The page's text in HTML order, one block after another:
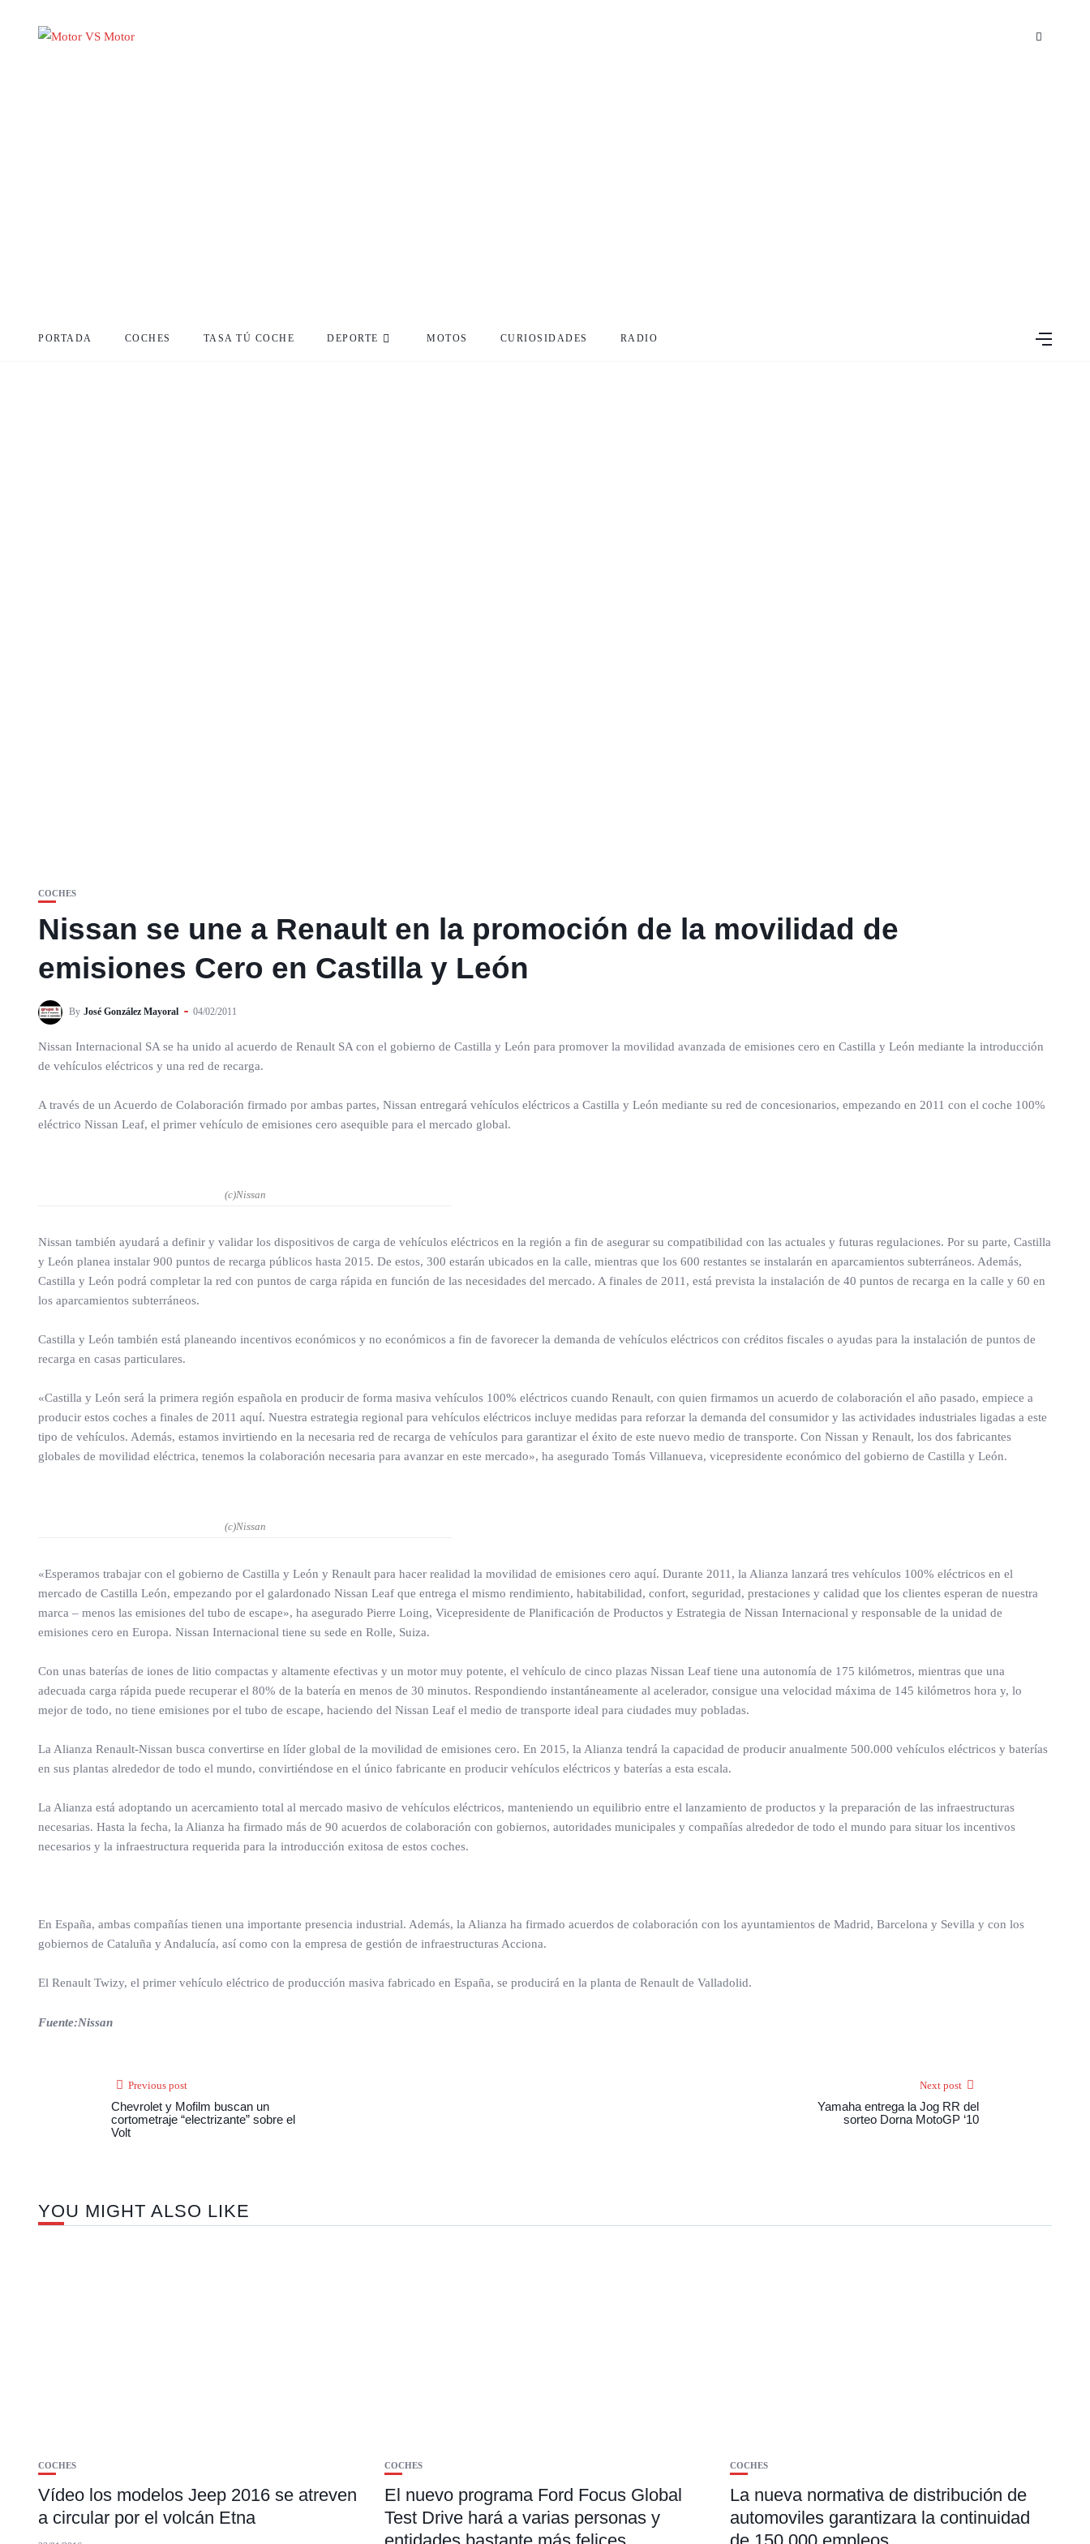
PORTADA COCHES TASA TÚ COCHE DEPORTE MOTOS CURIOSIDADES RADIO
COCHES
Nissan se une a Renault en la promoción de la movilidad de
emisiones Cero en Castilla y León
By José González Mayoral 04/02/2011
Nissan Internacional SA se ha unido al acuerdo de Renault SA con el gobierno de Castilla y León para promover la movilidad avanzada de emisiones cero en Castilla y León mediante la introducción
de vehículos eléctricos y una red de recarga.
A través de un Acuerdo de Colaboración firmado por ambas partes, Nissan entregará vehículos eléctricos a Castilla y León mediante su red de concesionarios, empezando en 2011 con el coche 100%
eléctrico Nissan Leaf, el primer vehículo de emisiones cero asequible para el mercado global.
(c)Nissan
Nissan también ayudará a definir y validar los dispositivos de carga de vehículos eléctricos en la región a fin de asegurar su compatibilidad con las actuales y futuras regulaciones. Por su parte, Castilla
y León planea instalar 900 puntos de recarga públicos hasta 2015. De estos, 300 estarán ubicados en la calle, mientras que los 600 restantes se instalarán en aparcamientos subterráneos. Además,
Castilla y León podrá completar la red con puntos de carga rápida en función de las necesidades del mercado. A finales de 2011, está prevista la instalación de 40 puntos de recarga en la calle y 60 en
los aparcamientos subterráneos.
Castilla y León también está planeando incentivos económicos y no económicos a fin de favorecer la demanda de vehículos eléctricos con créditos fiscales o ayudas para la instalación de puntos de
recarga en casas particulares.
«Castilla y León será la primera región española en producir de forma masiva vehículos 100% eléctricos cuando Renault, con quien firmamos un acuerdo de colaboración el año pasado, empiece a
producir estos coches a finales de 2011 aquí. Nuestra estrategia regional para vehículos eléctricos incluye medidas para reforzar la demanda del consumidor y las actividades industriales ligadas a este
tipo de vehículos. Además, estamos invirtiendo en la necesaria red de recarga de vehículos para garantizar el éxito de este nuevo medio de transporte. Con Nissan y Renault, los dos fabricantes
globales de movilidad eléctrica, tenemos la colaboración necesaria para avanzar en este mercado», ha asegurado Tomás Villanueva, vicepresidente económico del gobierno de Castilla y León.
(c)Nissan
«Esperamos trabajar con el gobierno de Castilla y León y Renault para hacer realidad la movilidad de emisiones cero aquí. Durante 2011, la Alianza lanzará tres vehículos 100% eléctricos en el
mercado de Castilla León, empezando por el galardonado Nissan Leaf que entrega el mismo rendimiento, habitabilidad, confort, seguridad, prestaciones y calidad que los clientes esperan de nuestra
marca – menos las emisiones del tubo de escape», ha asegurado Pierre Loing, Vicepresidente de Planificación de Productos y Estrategia de Nissan Internacional y responsable de la unidad de
emisiones cero en Europa. Nissan Internacional tiene su sede en Rolle, Suiza.
Con unas baterías de iones de litio compactas y altamente efectivas y un motor muy potente, el vehículo de cinco plazas Nissan Leaf tiene una autonomía de 175 kilómetros, mientras que una
adecuada carga rápida puede recuperar el 80% de la batería en menos de 30 minutos. Respondiendo instantáneamente al acelerador, consigue una velocidad máxima de 145 kilómetros hora y, lo
mejor de todo, no tiene emisiones por el tubo de escape, haciendo del Nissan Leaf el medio de transporte ideal para ciudades muy pobladas.
La Alianza Renault-Nissan busca convertirse en líder global de la movilidad de emisiones cero. En 2015, la Alianza tendrá la capacidad de producir anualmente 500.000 vehículos eléctricos y baterías
en sus plantas alrededor de todo el mundo, convirtiéndose en el único fabricante en producir vehículos eléctricos y baterías a esta escala.
La Alianza está adoptando un acercamiento total al mercado masivo de vehículos eléctricos, manteniendo un equilibrio entre el lanzamiento de productos y la preparación de las infraestructuras
necesarias. Hasta la fecha, la Alianza ha firmado más de 90 acuerdos de colaboración con gobiernos, autoridades municipales y compañías alrededor de todo el mundo para situar los incentivos
necesarios y la infraestructura requerida para la introducción exitosa de estos coches.
En España, ambas compañías tienen una importante presencia industrial. Además, la Alianza ha firmado acuerdos de colaboración con los ayuntamientos de Madrid, Barcelona y Sevilla y con los
gobiernos de Cataluña y Andalucía, así como con la empresa de gestión de infraestructuras Acciona.
El Renault Twizy, el primer vehículo eléctrico de producción masiva fabricado en España, se producirá en la planta de Renault de Valladolid.
Fuente:Nissan
Previous post
Chevrolet y Mofilm buscan un
cortometraje “electrizante” sobre el
Volt
Next post
Yamaha entrega la Jog RR del
sorteo Dorna MotoGP ‘10
YOU MIGHT ALSO LIKE
COCHES
Vídeo los modelos Jeep 2016 se atreven
a circular por el volcán Etna
COCHES
El nuevo programa Ford Focus Global
Test Drive hará a varias personas y
COCHES
La nueva normativa de distribución de
automoviles garantizara la continuidad